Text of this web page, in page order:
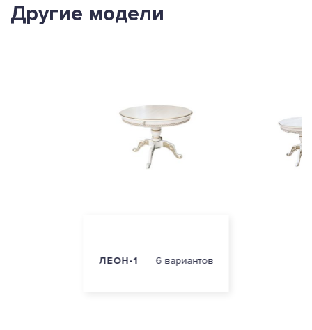
Другие модели
ЛЕОН-1 6 вариантов